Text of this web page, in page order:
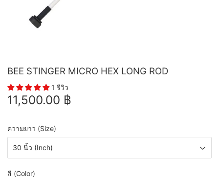
BEE STINGER MICRO HEX LONG ROD
1 รีวิว
11,500.00 ฿
ความยาว (Size)
สี (Color)